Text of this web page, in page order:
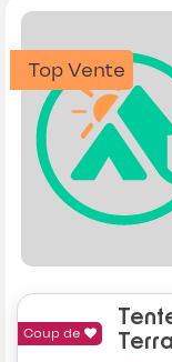
Top Vente
Coup de